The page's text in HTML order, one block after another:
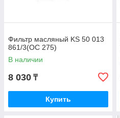
Фильтр масляный KS 50 013
861/3(OC 275)
В наличии
8 030 ₸
Купить